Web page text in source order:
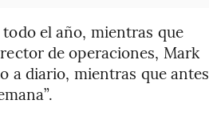
el año, mientras que
de operaciones, Mark
a diario, mientras que antes